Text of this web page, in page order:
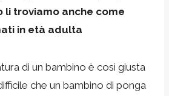
li troviamo anche come
in età adulta
di un bambino è così giusta
che un bambino di ponga